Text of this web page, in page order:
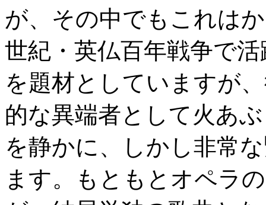
が、その中でもこれは
世紀・英仏百年戦争で
を題材としていますが
的な異端者として火あ
を静かに、しかし非常
ます。もともとオペラ